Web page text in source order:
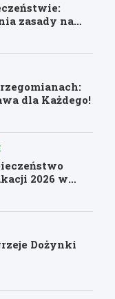
zasady na
dla Każdego!
2026 w
Dożynki